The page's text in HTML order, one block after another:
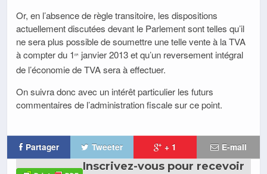
Or, en l’absence de règle transitoire, les dispositions
actuellement discutées devant le Parlement sont telles qu’il
ne sera plus possible de soumettre une telle vente à la TVA
à compter du 1 er janvier 2013 et qu’un reversement intégral
de l’économie de TVA sera à effectuer.
On suivra donc avec un intérêt particulier les futurs
commentaires de l’administration fiscale sur ce point.
Partager Tweeter + 1 E-mail
Inscrivez-vous pour recevoir